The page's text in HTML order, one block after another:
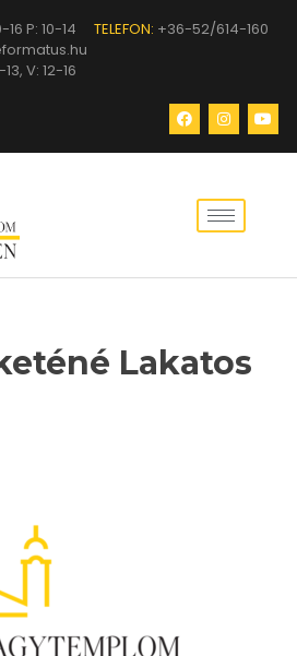
16 P: 10-14 TELEFON: +36-52/614-160
V: 12-16
Lakatos